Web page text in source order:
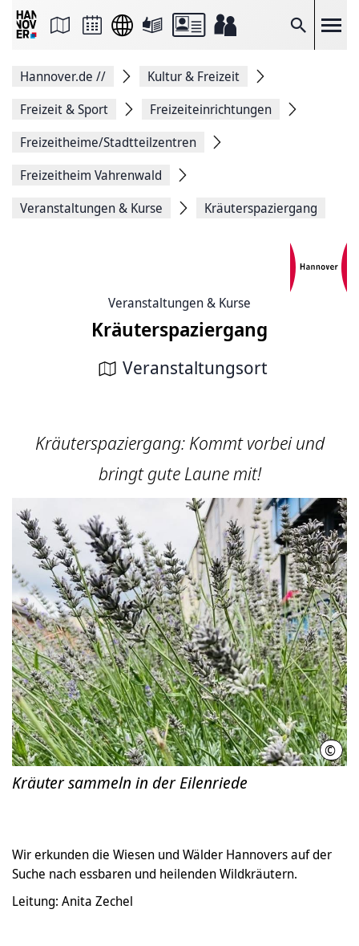
Suche
Seite
Facebook
teilen
Seitenlink
Seite
Hannover.de //
Kultur & Freizeit
Freizeit & Sport
Freizeiteinrichtungen
Freizeitheime/Stadtteilzentren
Freizeitheim Vahrenwald
Veranstaltungen & Kurse
Kräuterspaziergang
Veranstaltungen & Kurse
Kräuterspaziergang
Veranstaltungsort
Kräuterspaziergang: Kommt vorbei und
bringt gute Laune mit!
©
Kräuter sammeln in der Eilenriede
Wir erkunden die Wiesen und Wälder Hannovers auf der
Suche nach essbaren und heilenden Wildkräutern.
Leitung: Anita Zechel